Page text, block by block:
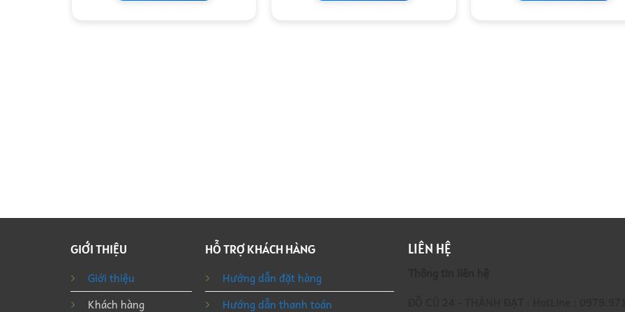
GIỚI THIỆU
Giới thiệu
Khách hàng
HỖ TRỢ KHÁCH HÀNG
Hướng dẫn đặt hàng
Hướng dẫn thanh toán
LIÊN HỆ